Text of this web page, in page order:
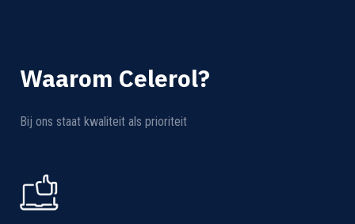
Waarom Celerol?
Bij ons staat kwaliteit als prioriteit